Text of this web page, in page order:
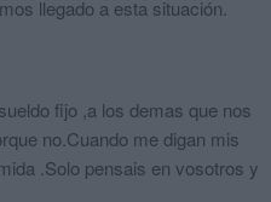
llegado a esta situación.
fijo ,a los demas que nos
no.Cuando me digan mis
.Solo pensais en vosotros y